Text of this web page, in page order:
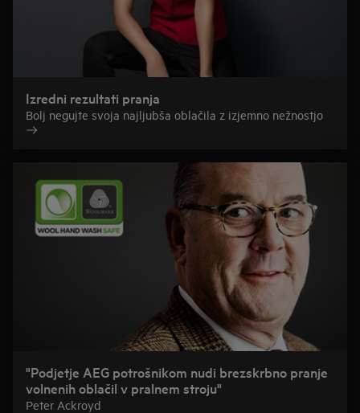
Izredni rezultati pranja
Bolj negujte svoja najljubša oblačila z izjemno nežnostjo
"Podjetje AEG potrošnikom nudi brezskrbno pranje
volnenih oblačil v pralnem stroju"
Peter Ackroyd